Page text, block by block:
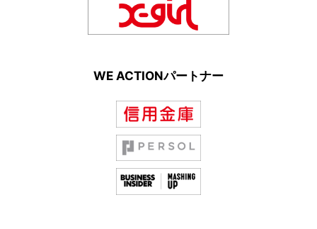
WE ACTIONパートナー